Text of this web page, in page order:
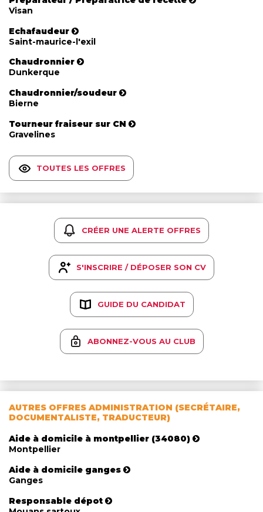
Visan
Echafaudeur
Saint-maurice-l'exil
Chaudronnier
Dunkerque
Chaudronnier/soudeur
Bierne
Tourneur fraiseur sur CN
Gravelines
TOUTES LES OFFRES
CRÉER UNE ALERTE OFFRES
S'INSCRIRE / DÉPOSER SON CV
GUIDE DU CANDIDAT
ABONNEZ-VOUS AU CLUB
AUTRES OFFRES ADMINISTRATION (SECRÉTAIRE,
DOCUMENTALISTE, TRADUCTEUR)
Aide à domicile à montpellier (34080)
Montpellier
Aide à domicile ganges
Ganges
Responsable dépot